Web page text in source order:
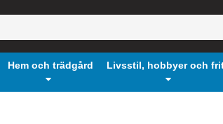
Hem och trädgård Livsstil, hobbyer och